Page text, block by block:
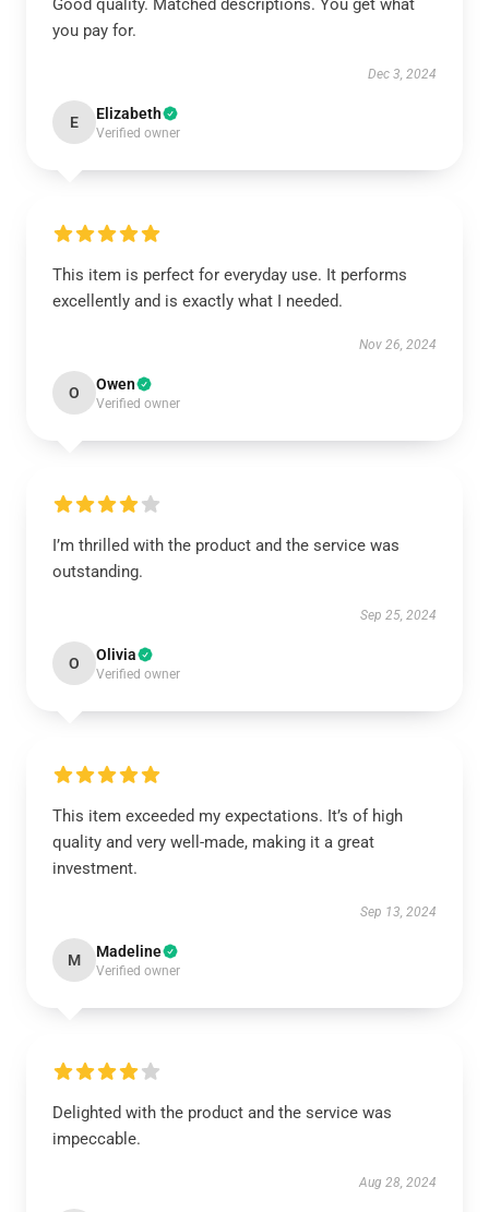
Good quality. Matched descriptions. You get what
you pay for.
Dec 3, 2024
E Elizabeth
Verified owner
This item is perfect for everyday use. It performs
excellently and is exactly what I needed.
Nov 26, 2024
O Owen
Verified owner
I’m thrilled with the product and the service was
outstanding.
Sep 25, 2024
O Olivia
Verified owner
This item exceeded my expectations. It’s of high
quality and very well-made, making it a great
investment.
Sep 13, 2024
M Madeline
Verified owner
Delighted with the product and the service was
impeccable.
Aug 28, 2024